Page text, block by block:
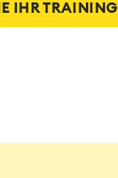
IHR TRAINING